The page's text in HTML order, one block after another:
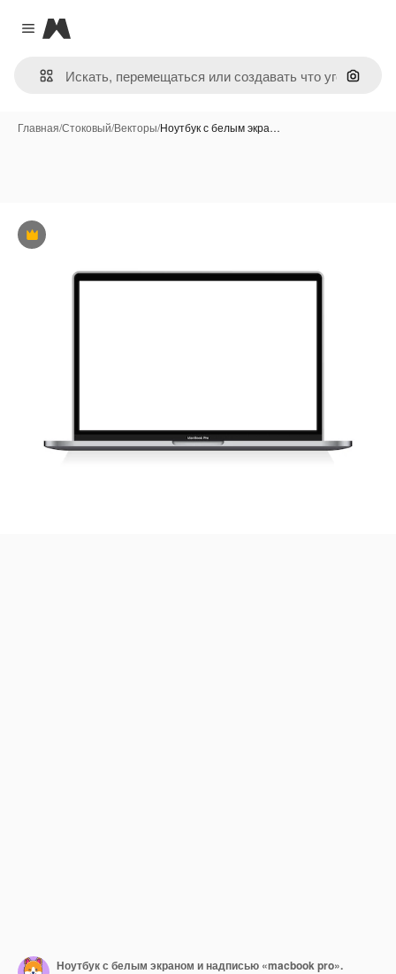
Close menu
Magnific
Поиск
Главная/Стоковый/Векторы/Ноутбук с белым экра…
Премиум
Ноутбук с белым экраном и надписью «macbook pro».